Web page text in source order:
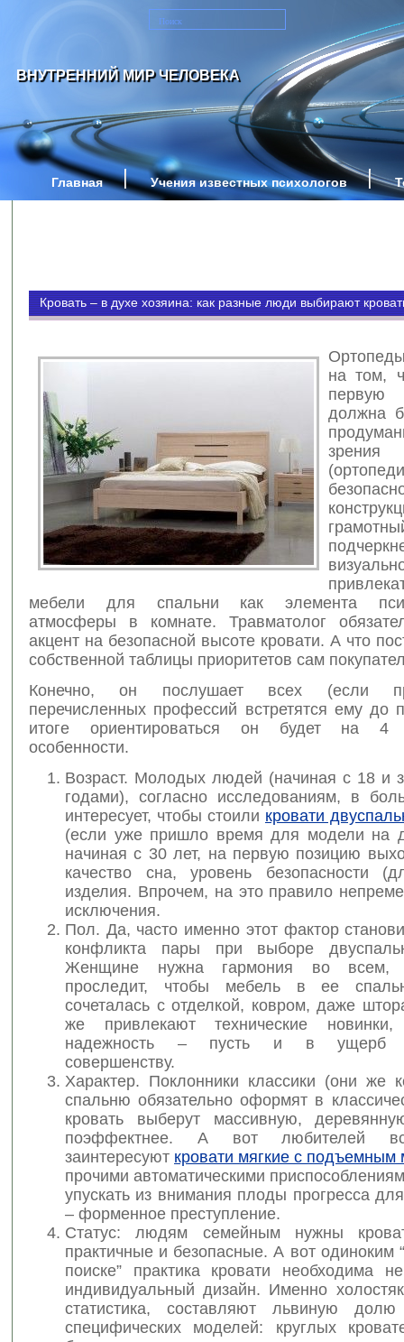
ВНУТРЕННИЙ МИР ЧЕЛОВЕКА
Главная Учения известных психологов
Кровать – в духе хозяина: как разные люди выбирают
на том,
должна
мебели для спальни как элемента
атмосферы в комнате. Травматолог
акцент на безопасной высоте кровати. А что
собственной таблицы приоритетов сам
Конечно, он послушает всех (если
перечисленных профессий встретятся ему до
итоге ориентироваться он будет на 4
особенности.
Возраст. Молодых людей (начиная с 18 и
годами), согласно исследованиям, в
интересует, чтобы стоили кровати
(если уже пришло время для модели на
начиная с 30 лет, на первую позицию
качество сна, уровень безопасности
изделия. Впрочем, на это правило
исключения.
Пол. Да, часто именно этот фактор
конфликта пары при выборе
Женщине нужна гармония во всем,
проследит, чтобы мебель в ее
сочеталась с отделкой, ковром, даже
же привлекают технические
надежность – пусть и в ущерб
совершенству.
Характер. Поклонники классики (они же
спальню обязательно оформят в
кровать выберут массивную,
поэффектнее. А вот любителей
заинтересуют кровати мягкие с подъемным
прочими автоматическими
упускать из внимания плоды прогресса
– форменное преступление.
Статус: людям семейным нужны
практичные и безопасные. А вот одиноким
поиске” практика кровати необходима
индивидуальный дизайн. Именно
статистика, составляют львиную долю
специфических моделей: круглых